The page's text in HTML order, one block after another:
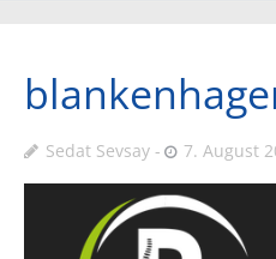
Sedat Sevsay 7. August